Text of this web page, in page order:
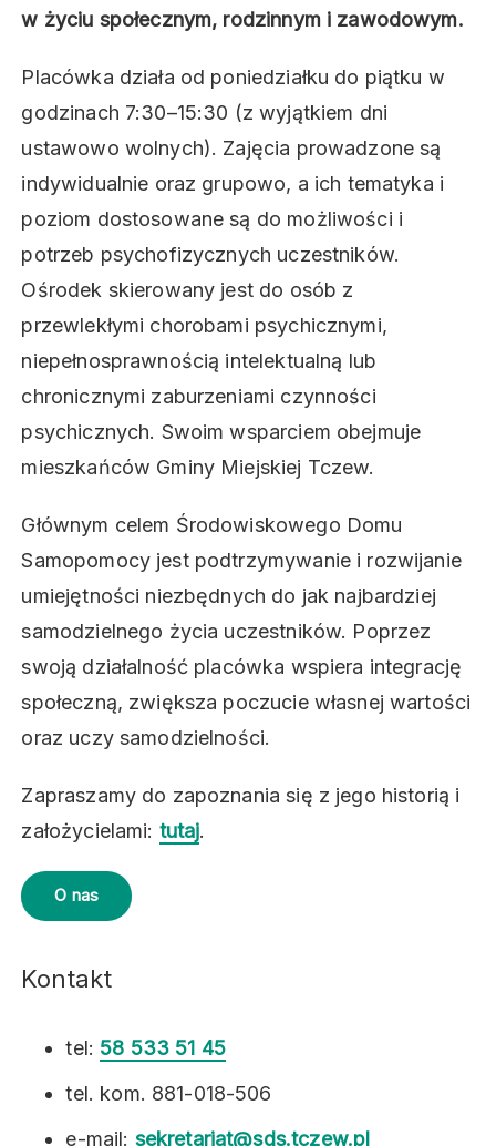
w życiu społecznym, rodzinnym i zawodowym.
Placówka działa od poniedziałku do piątku w
godzinach 7:30–15:30 (z wyjątkiem dni
ustawowo wolnych). Zajęcia prowadzone są
indywidualnie oraz grupowo, a ich tematyka i
poziom dostosowane są do możliwości i
potrzeb psychofizycznych uczestników.
Ośrodek skierowany jest do osób z
przewlekłymi chorobami psychicznymi,
niepełnosprawnością intelektualną lub
chronicznymi zaburzeniami czynności
psychicznych. Swoim wsparciem obejmuje
mieszkańców Gminy Miejskiej Tczew.
Głównym celem Środowiskowego Domu
Samopomocy jest podtrzymywanie i rozwijanie
umiejętności niezbędnych do jak najbardziej
samodzielnego życia uczestników. Poprzez
swoją działalność placówka wspiera integrację
społeczną, zwiększa poczucie własnej wartości
oraz uczy samodzielności.
Zapraszamy do zapoznania się z jego historią i
założycielami: tutaj.
O nas
Kontakt
tel: 58 533 51 45
tel. kom. 881-018-506
e-mail: sekretariat@sds.tczew.pl